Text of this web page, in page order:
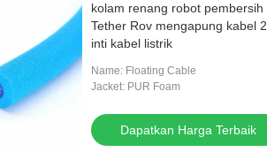
kolam renang robot pembersih
Tether Rov mengapung kabel 2
inti kabel listrik
Name: Floating Cable
Jacket: PUR Foam
Dapatkan Harga Terbaik